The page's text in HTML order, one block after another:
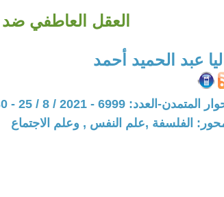
العقل العاطفي
عبد الحميد أحمد
المتمدن-العدد: 6999 - 2021 / 8 / 25 - 18:30
الفلسفة ,علم النفس , وعلم الاجتماع